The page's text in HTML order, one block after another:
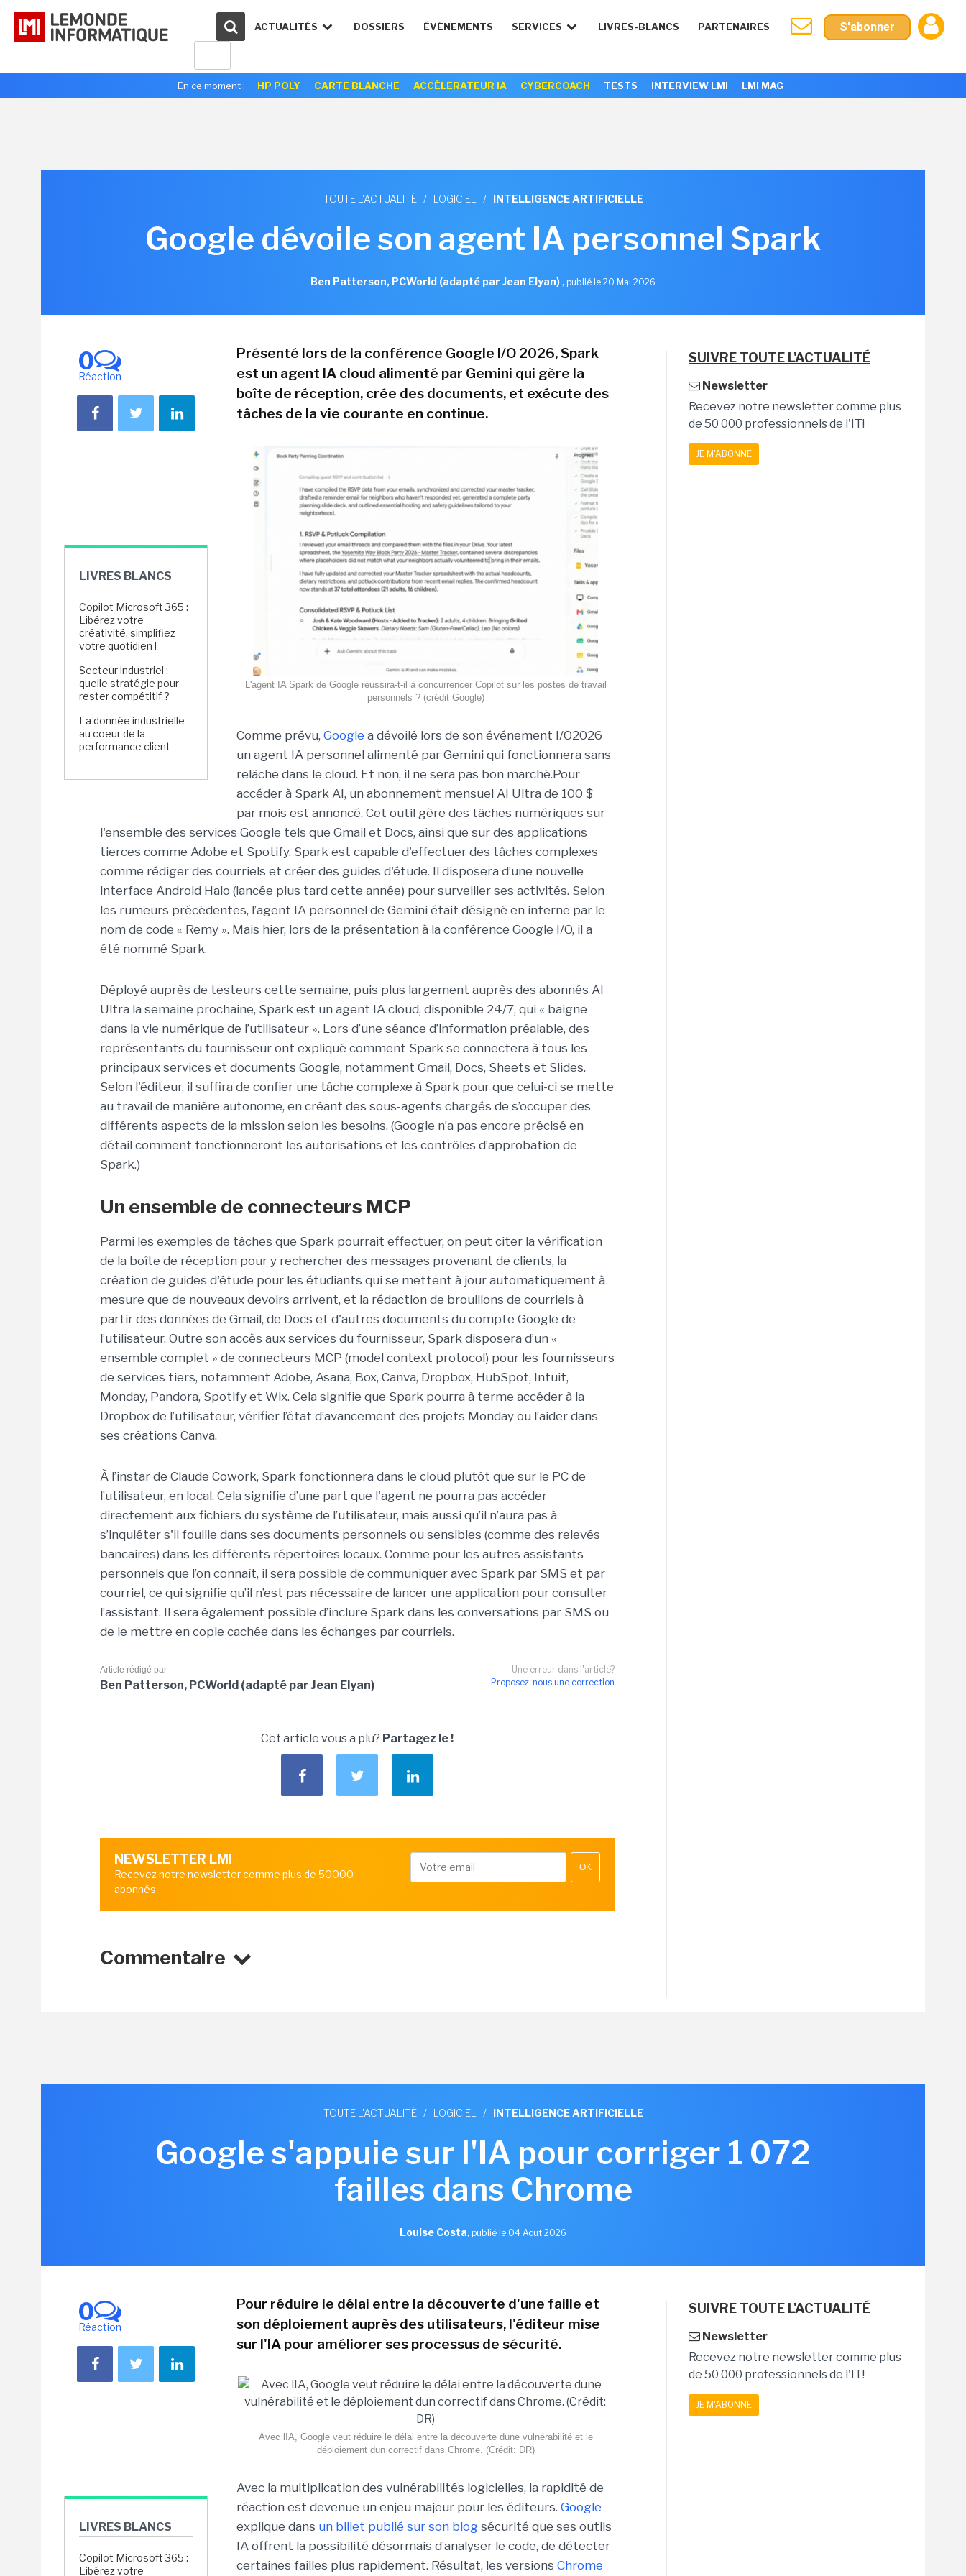
ACTUALITÉS DOSSIERS ÉVÉNEMENTS SERVICES LIVRES-BLANCS PARTENAIRES S'abonner
En ce moment : HP POLY CARTE BLANCHE ACCÉLERATEUR IA CYBERCOACH TESTS INTERVIEW LMI LMI MAG
TOUTE L'ACTUALITÉ / LOGICIEL / INTELLIGENCE ARTIFICIELLE
Google dévoile son agent IA personnel Spark
Ben Patterson, PCWorld (adapté par Jean Elyan), publié le 20 Mai 2026
0
Réaction
LIVRES BLANCS
Copilot Microsoft 365 :
Libérez votre
créativité, simplifiez
votre quotidien !
Secteur industriel :
quelle stratégie pour
rester compétitif ?
La donnée industrielle
au coeur de la
performance client
Présenté lors de la conférence Google I/O 2026, Spark
est un agent IA cloud alimenté par Gemini qui gère la
boîte de réception, crée des documents, et exécute des
tâches de la vie courante en continue.
L'agent IA Spark de Google réussira-t-il à concurrencer Copilot sur les postes de travail
personnels ? (crédit Google)
Comme prévu, Google a dévoilé lors de son événement I/O2026
un agent IA personnel alimenté par Gemini qui fonctionnera sans
relâche dans le cloud. Et non, il ne sera pas bon marché.Pour
accéder à Spark AI, un abonnement mensuel AI Ultra de 100 $
par mois est annoncé. Cet outil gère des tâches numériques sur
l'ensemble des services Google tels que Gmail et Docs, ainsi que sur des applications
tierces comme Adobe et Spotify. Spark est capable d'effectuer des tâches complexes
comme rédiger des courriels et créer des guides d'étude. Il disposera d’une nouvelle
interface Android Halo (lancée plus tard cette année) pour surveiller ses activités. Selon
les rumeurs précédentes, l’agent IA personnel de Gemini était désigné en interne par le
nom de code « Remy ». Mais hier, lors de la présentation à la conférence Google I/O, il a
été nommé Spark.
Déployé auprès de testeurs cette semaine, puis plus largement auprès des abonnés AI
Ultra la semaine prochaine, Spark est un agent IA cloud, disponible 24/7, qui « baigne
dans la vie numérique de l’utilisateur ». Lors d’une séance d’information préalable, des
représentants du fournisseur ont expliqué comment Spark se connectera à tous les
principaux services et documents Google, notamment Gmail, Docs, Sheets et Slides.
Selon l'éditeur, il suffira de confier une tâche complexe à Spark pour que celui-ci se mette
au travail de manière autonome, en créant des sous-agents chargés de s’occuper des
différents aspects de la mission selon les besoins. (Google n’a pas encore précisé en
détail comment fonctionneront les autorisations et les contrôles d’approbation de
Spark.)
Un ensemble de connecteurs MCP
Parmi les exemples de tâches que Spark pourrait effectuer, on peut citer la vérification
de la boîte de réception pour y rechercher des messages provenant de clients, la
création de guides d'étude pour les étudiants qui se mettent à jour automatiquement à
mesure que de nouveaux devoirs arrivent, et la rédaction de brouillons de courriels à
partir des données de Gmail, de Docs et d'autres documents du compte Google de
l’utilisateur. Outre son accès aux services du fournisseur, Spark disposera d’un «
ensemble complet » de connecteurs MCP (model context protocol) pour les fournisseurs
de services tiers, notamment Adobe, Asana, Box, Canva, Dropbox, HubSpot, Intuit,
Monday, Pandora, Spotify et Wix. Cela signifie que Spark pourra à terme accéder à la
Dropbox de l’utilisateur, vérifier l’état d’avancement des projets Monday ou l’aider dans
ses créations Canva.
À l’instar de Claude Cowork, Spark fonctionnera dans le cloud plutôt que sur le PC de
l’utilisateur, en local. Cela signifie d’une part que l'agent ne pourra pas accéder
directement aux fichiers du système de l’utilisateur, mais aussi qu’il n’aura pas à
s’inquiéter s'il fouille dans ses documents personnels ou sensibles (comme des relevés
bancaires) dans les différents répertoires locaux. Comme pour les autres assistants
personnels que l’on connaît, il sera possible de communiquer avec Spark par SMS et par
courriel, ce qui signifie qu’il n’est pas nécessaire de lancer une application pour consulter
l’assistant. Il sera également possible d’inclure Spark dans les conversations par SMS ou
de le mettre en copie cachée dans les échanges par courriels.
Une erreur dans l'article?
Proposez-nous une correction
Article rédigé par
Ben Patterson, PCWorld (adapté par Jean Elyan)
Cet article vous a plu? Partagez le !
NEWSLETTER LMI
Recevez notre newsletter comme plus de 50000
abonnés
OK
Commentaire
SUIVRE TOUTE L'ACTUALITÉ
Newsletter
Recevez notre newsletter comme plus
de 50 000 professionnels de l'IT!
JE M'ABONNE
TOUTE L'ACTUALITÉ / LOGICIEL / INTELLIGENCE ARTIFICIELLE
Google s'appuie sur l'IA pour corriger 1 072
failles dans Chrome
Louise Costa, publié le 04 Aout 2026
0
Réaction
LIVRES BLANCS
Copilot Microsoft 365 :
Libérez votre
Pour réduire le délai entre la découverte d'une faille et
son déploiement auprès des utilisateurs, l'éditeur mise
sur l'IA pour améliorer ses processus de sécurité.
Avec lIA, Google veut réduire le délai entre la découverte dune vulnérabilité et le
déploiement dun correctif dans Chrome. (Crédit: DR)
Avec la multiplication des vulnérabilités logicielles, la rapidité de
réaction est devenue un enjeu majeur pour les éditeurs. Google
explique dans un billet publié sur son blog sécurité que ses outils
IA offrent la possibilité désormais d’analyser le code, de détecter
certaines failles plus rapidement. Résultat, les versions Chrome
SUIVRE TOUTE L'ACTUALITÉ
Newsletter
Recevez notre newsletter comme plus
de 50 000 professionnels de l'IT!
JE M'ABONNE